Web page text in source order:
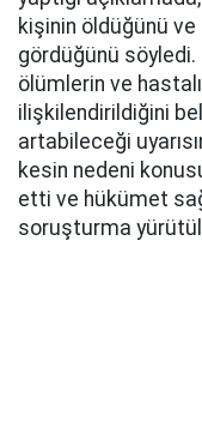
kişinin öldüğünü
gördüğünü söyledi.
ölümlerin ve
ilişkilendirildiğini
artabileceği
kesin nedeni
etti ve hükümet
soruşturma